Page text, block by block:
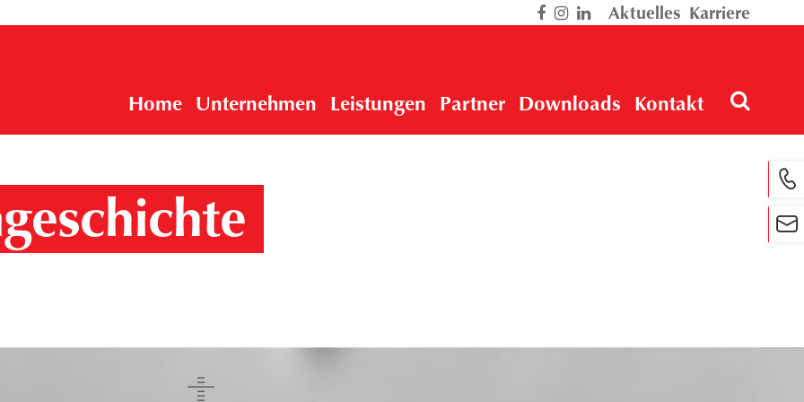
Aktuelles Karriere
Home Unternehmen Leistungen Partner Downloads Kontakt